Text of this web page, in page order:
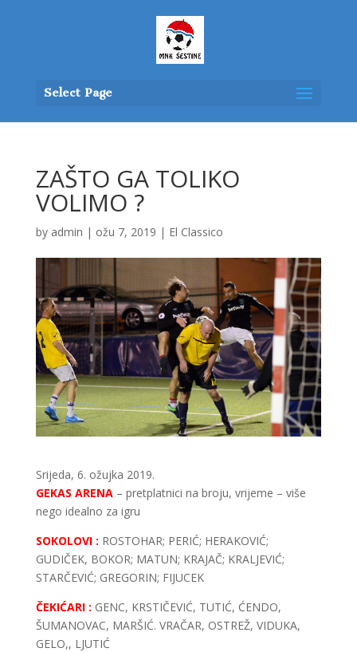
Select Page
ZAŠTO GA TOLIKO
VOLIMO ?
by admin | ožu 7, 2019 | El Classico
Srijeda, 6. ožujka 2019.
GEKAS ARENA– pretplatnici na broju, vrijeme – više
nego idealno za igru
SOKOLOVI : ROSTOHAR; PERIĆ; HERAKOVIĆ;
GUDIČEK, BOKOR; MATUN; KRAJAČ; KRALJEVIĆ;
STARČEVIĆ; GREGORIN; FIJUCEK
ČEKIĆARI : GENC, KRSTIČEVIĆ, TUTIĆ, ĆENDO,
ŠUMANOVAC, MARŠIĆ. VRAČAR, OSTREŽ, VIDUKA,
GELO,, LJUTIĆ